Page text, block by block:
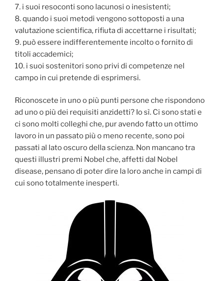
7. i suoi resoconti sono lacunosi o inesistenti;
8. quando i suoi metodi vengono sottoposti a una
valutazione scientifica, rifiuta di accettarne i risultati;
9. può essere indifferentemente incolto o fornito di
titoli accademici;
10. i suoi sostenitori sono privi di competenze nel
campo in cui pretende di esprimersi.
Riconoscete in uno o più punti persone che rispondono
ad uno o più dei requisiti anzidetti? Io sì. Ci sono stati e
ci sono molti colleghi che, pur avendo fatto un ottimo
lavoro in un passato più o meno recente, sono poi
passati al lato oscuro della scienza. Non mancano tra
questi illustri premi Nobel che, affetti dal Nobel
disease, pensano di poter dire la loro anche in campi di
cui sono totalmente inesperti.